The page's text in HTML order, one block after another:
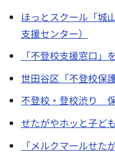
ほっとスクール「城
支援センター）
「不登校支援窓口」
世田谷区「不登校保
不登校・登校渋り
せたがやホッと子ど
「メルクマールせ